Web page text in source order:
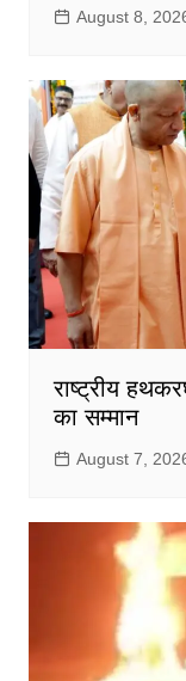
August 8,
राष्ट्रीय
का सम्मान
August 7,